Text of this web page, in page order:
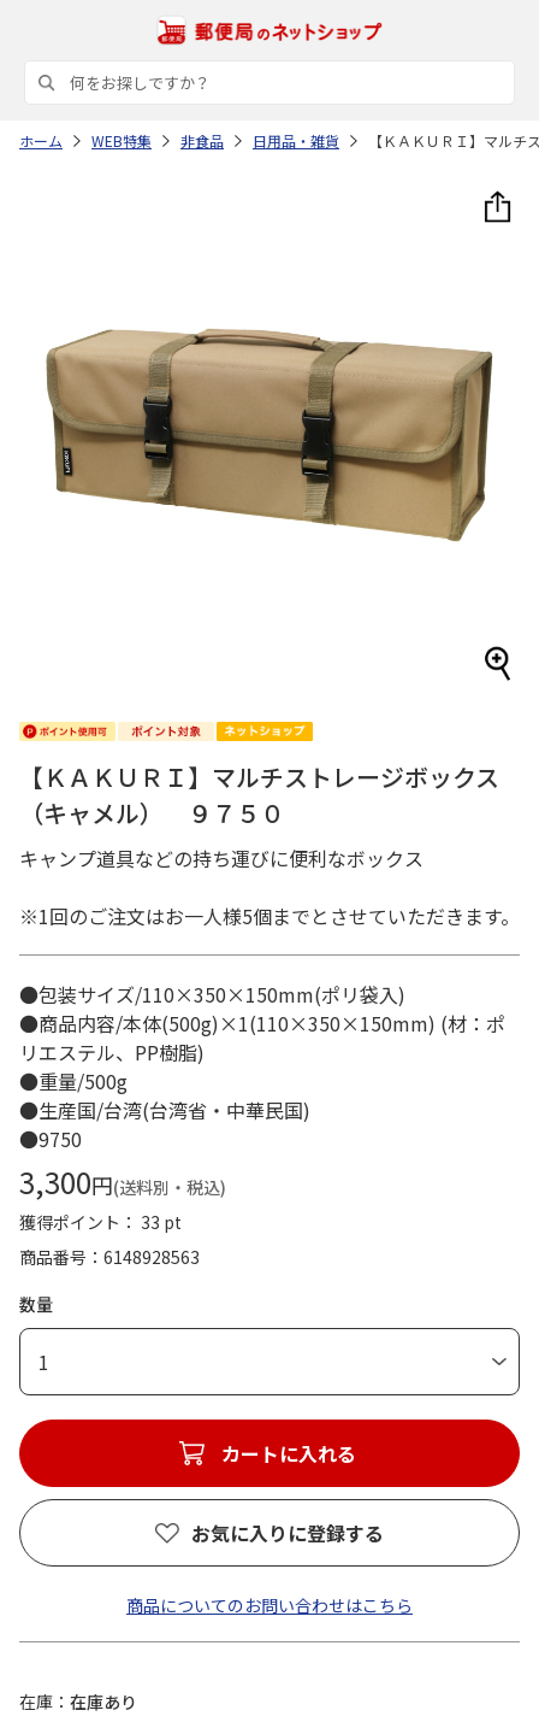
ホーム WEB特集 非食品 日用品・雑貨 【ＫＡＫＵＲＩ】マル
【ＫＡＫＵＲＩ】マルチストレージボックス
（キャメル） ９７５０
キャンプ道具などの持ち運びに便利なボックス
※1回のご注文はお一人様5個までとさせていただきます。
●包装サイズ/110×350×150mm(ポリ袋入)
●商品内容/本体(500g)×1(110×350×150mm) (材：ポ
リエステル、PP樹脂)
●重量/500g
●生産国/台湾(台湾省・中華民国)
●9750
3,300円(送料別・税込)
獲得ポイント： 33 pt
商品番号
6148928563
数量
1
カートに入れる
お気に入りに登録する
商品についてのお問い合わせはこちら
在庫
在庫あり